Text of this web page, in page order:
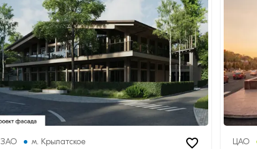
ЗАО м. Крылатское ЦАО